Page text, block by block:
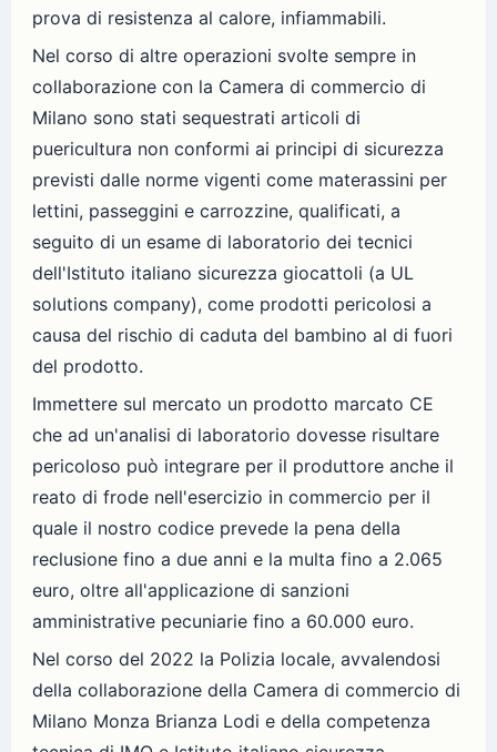
prova di resistenza al calore, infiammabili.
Nel corso di altre operazioni svolte sempre in
collaborazione con la Camera di commercio di
Milano sono stati sequestrati articoli di
puericultura non conformi ai principi di sicurezza
previsti dalle norme vigenti come materassini per
lettini, passeggini e carrozzine, qualificati, a
seguito di un esame di laboratorio dei tecnici
dell'Istituto italiano sicurezza giocattoli (a UL
solutions company), come prodotti pericolosi a
causa del rischio di caduta del bambino al di fuori
del prodotto.
Immettere sul mercato un prodotto marcato CE
che ad un'analisi di laboratorio dovesse risultare
pericoloso può integrare per il produttore anche il
reato di frode nell'esercizio in commercio per il
quale il nostro codice prevede la pena della
reclusione fino a due anni e la multa fino a 2.065
euro, oltre all'applicazione di sanzioni
amministrative pecuniarie fino a 60.000 euro.
Nel corso del 2022 la Polizia locale, avvalendosi
della collaborazione della Camera di commercio di
Milano Monza Brianza Lodi e della competenza